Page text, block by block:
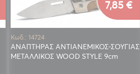
Κωδ.: 14724
ΑΝΑΠΤΗΡΑΣ ΑΝΤΙΑΝΕΜΙΚΟΣ-ΣΟΥΓΙΑΣ
ΜΕΤΑΛΛΙΚΟΣ WOOD STYLE 9cm
7,85 €